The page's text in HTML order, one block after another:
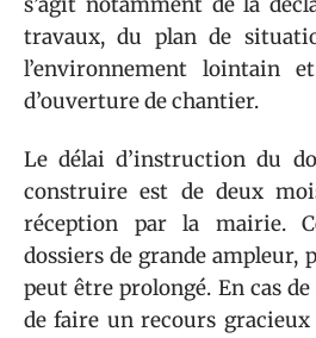
travaux, du plan de
l’environnement lointain
d’ouverture de chantier.
Le délai d’instruction du
construire est de deux
réception par la mairie.
dossiers de grande ampleur,
peut être prolongé. En cas
de faire un recours